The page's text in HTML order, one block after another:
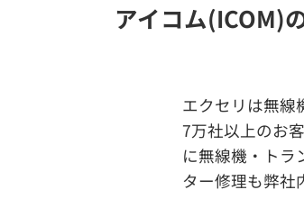
アイコム(ICOM)
エクセリは無線
7万社以上のお
に無線機・トラ
ター修理も弊社